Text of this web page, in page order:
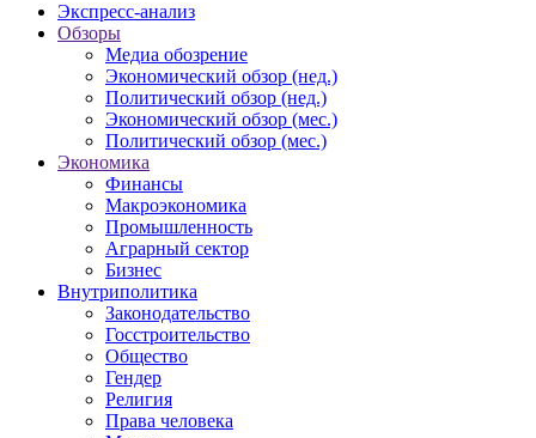
Экспресс-анализ
Обзоры
Медиа обозрение
Экономический обзор (нед.)
Политический обзор (нед.)
Экономический обзор (мес.)
Политический обзор (мес.)
Экономика
Финансы
Макроэкономика
Промышленность
Аграрный сектор
Бизнес
Внутриполитика
Законодательство
Госстроительство
Общество
Гендер
Религия
Права человека